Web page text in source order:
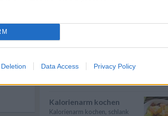
Data Access Privacy Policy
Rezept
Das
vor der
Als Grundlage für Suppen dienen
Kartoffeln kochen - Kartoffeln
Kalorienarm kochen
Kalorienarm kochen, schlank